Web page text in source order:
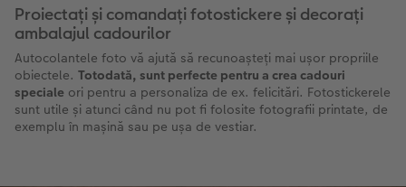
Proiectați și comandați fotostickere și decorați
ambalajul cadourilor
Autocolantele foto vă ajută să recunoașteți mai ușor propriile
obiectele. Totodată, sunt perfecte pentru a crea cadouri
speciale ori pentru a personaliza de ex. felicitări. Fotostickerele
sunt utile și atunci când nu pot fi folosite fotografii printate, de
exemplu în mașină sau pe ușa de vestiar.